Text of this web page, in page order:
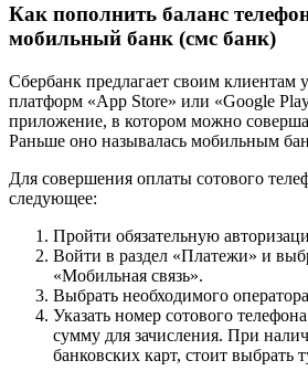
Как пополнить баланс
мобильный банк (смс банк)
Сбербанк предлагает своим клиентам
платформ «App Store» или «Google
приложение, в котором можно
Раньше оно называлась мобильным
Для совершения оплаты сотового
следующее:
Пройти обязательную
Войти в раздел «Платежи» и
«Мобильная связь».
Выбрать необходимого
Указать номер сотового
сумму для зачисления. При
банковских карт, стоит выбрать